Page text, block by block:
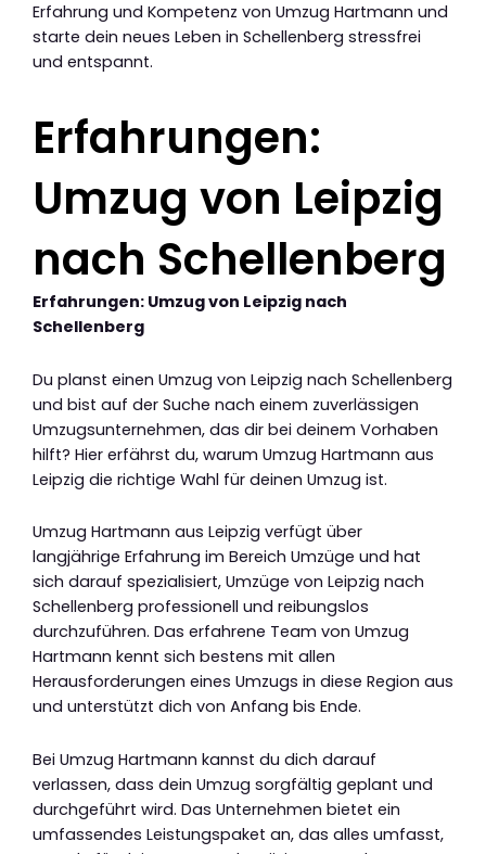
Erfahrung und Kompetenz von Umzug Hartmann und
starte dein neues Leben in Schellenberg stressfrei
und entspannt.
Erfahrungen:
Umzug von Leipzig
nach Schellenberg
Erfahrungen: Umzug von Leipzig nach
Schellenberg
Du planst einen Umzug von Leipzig nach Schellenberg
und bist auf der Suche nach einem zuverlässigen
Umzugsunternehmen, das dir bei deinem Vorhaben
hilft? Hier erfährst du, warum Umzug Hartmann aus
Leipzig die richtige Wahl für deinen Umzug ist.
Umzug Hartmann aus Leipzig verfügt über
langjährige Erfahrung im Bereich Umzüge und hat
sich darauf spezialisiert, Umzüge von Leipzig nach
Schellenberg professionell und reibungslos
durchzuführen. Das erfahrene Team von Umzug
Hartmann kennt sich bestens mit allen
Herausforderungen eines Umzugs in diese Region aus
und unterstützt dich von Anfang bis Ende.
Bei Umzug Hartmann kannst du dich darauf
verlassen, dass dein Umzug sorgfältig geplant und
durchgeführt wird. Das Unternehmen bietet ein
umfassendes Leistungspaket an, das alles umfasst,